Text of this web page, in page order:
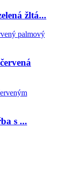
žltá...
s ...